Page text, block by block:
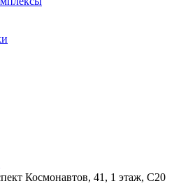
Космонавтов, 41, 1 этаж, С20